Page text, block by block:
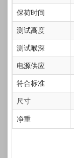
保荷时间
测试高度
测试喉深
电源供应
符合标准
尺寸
净重